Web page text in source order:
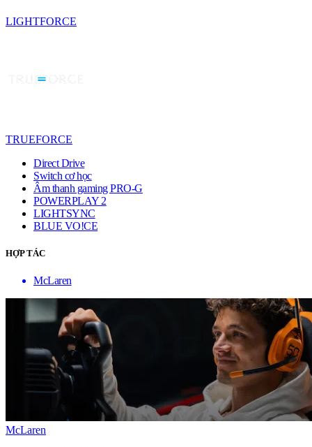
LIGHTFORCE
TRUEFORCE
Direct Drive
Switch cơ học
Âm thanh gaming PRO-G
POWERPLAY 2
LIGHTSYNC
BLUE VO!CE
HỢP TÁC
McLaren
McLaren